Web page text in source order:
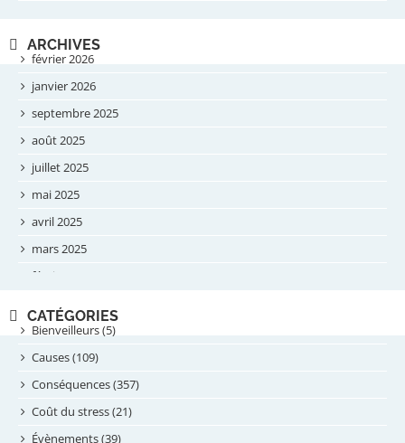
ARCHIVES
février 2026
janvier 2026
septembre 2025
août 2025
juillet 2025
mai 2025
avril 2025
mars 2025
février 2025
septembre 2024
août 2024
juillet 2024
juin 2024
mai 2024
CATÉGORIES
Bienveilleurs (5)
Causes (109)
Conséquences (357)
Coût du stress (21)
Évènements (39)